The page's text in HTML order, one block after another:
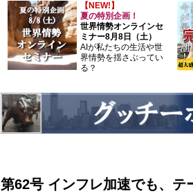
【NEW!】
夏の特別企画！
世界情勢オンラインセ
ミナー8月8日（土）
AIが私たちの生活や世
界情勢を揺さぶってい
る？
第62号 インフレ加速でも、テ